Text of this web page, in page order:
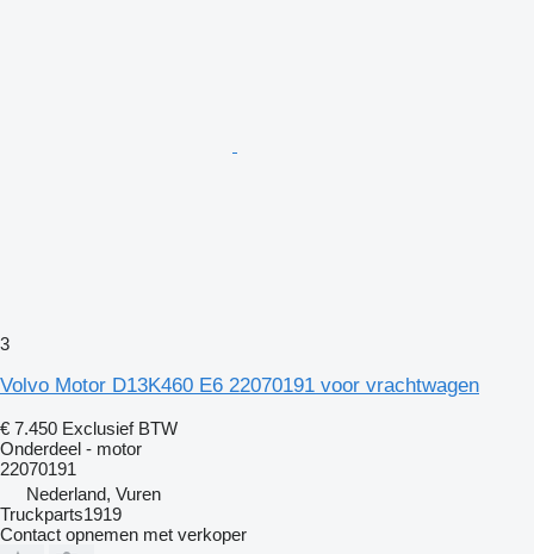
3
Volvo Motor D13K460 E6 22070191 voor vrachtwagen
€ 7.450 Exclusief BTW
Onderdeel - motor
22070191
Nederland, Vuren
Truckparts1919
Contact opnemen met verkoper